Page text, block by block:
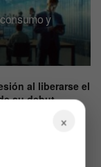
y
al liberarse el
su debut
Cathie Wood
×